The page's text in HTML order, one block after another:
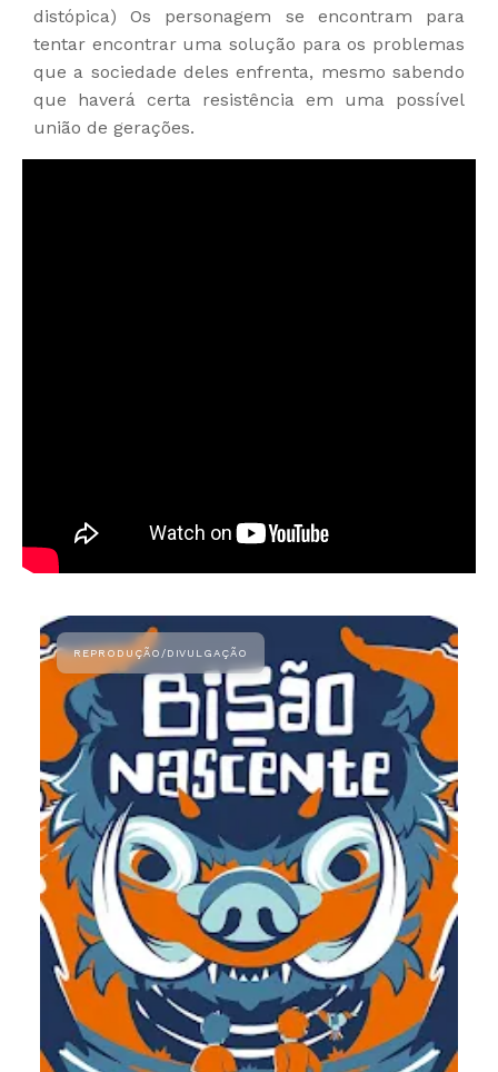
distópica) Os personagem se encontram para
tentar encontrar uma solução para os problemas
que a sociedade deles enfrenta, mesmo sabendo
que haverá certa resistência em uma possível
união de gerações.